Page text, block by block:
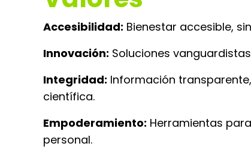
Accesibilidad: Bienestar accesible,
Innovación: Soluciones
Integridad: Información
científica.
Empoderamiento: Herramientas
personal.